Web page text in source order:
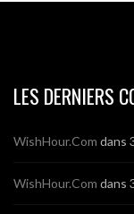
LES DERNIERS
WishHour.Com dans
WishHour.Com dans